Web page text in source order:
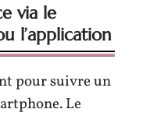
via le
l’application
pour suivre un
Le